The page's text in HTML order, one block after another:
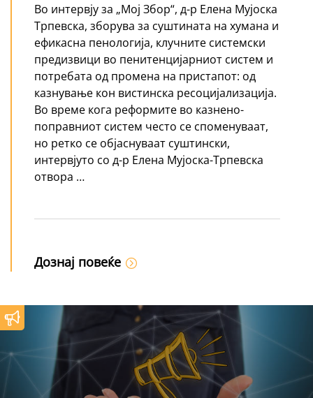
Во интервју за „Мој Збор“, д-р Елена Мујоска
Трпевска, зборува за суштината на хумана и
ефикасна пенологија, клучните системски
предизвици во пенитенцијарниот систем и
потребата од промена на пристапот: од
казнување кон вистинска ресоцијализација.
Во време кога реформите во казнено-
поправниот систем често се споменуваат,
но ретко се објаснуваат суштински,
интервјуто со д-р Елена Мујоска-Трпевска
отвора …
Дознај повеќе